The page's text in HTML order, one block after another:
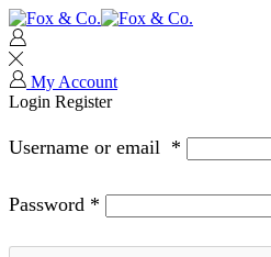
My Account
Login Register
Username or email *
Password *